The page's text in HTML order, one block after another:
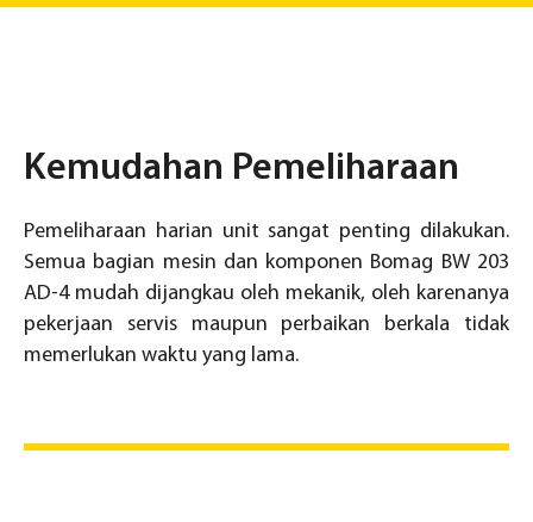
Kemudahan Pemeliharaan
Pemeliharaan harian unit sangat penting dilakukan.
Semua bagian mesin dan komponen Bomag BW 203
AD-4 mudah dijangkau oleh mekanik, oleh karenanya
pekerjaan servis maupun perbaikan berkala tidak
memerlukan waktu yang lama.